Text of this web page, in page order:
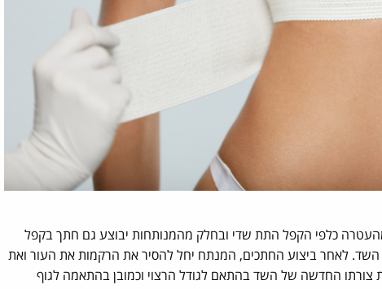
כלפי הקפל התת שדי ובחלק מהמנותחות יבוצע גם חתך בקפל
לאחר ביצוע החתכים, המנתח יחל להסיר את הרקמות את העור ואת
צורתו החדשה של השד בהתאם לגודל הרצוי וכמובן בהתאמה לגוף